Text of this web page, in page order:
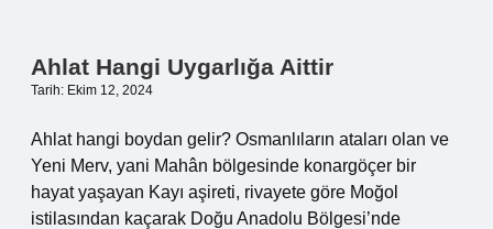
Ahlat Hangi Uygarlığa Aittir
Tarih: Ekim 12, 2024
Ahlat hangi boydan gelir? Osmanlıların ataları olan ve
Yeni Merv, yani Mahân bölgesinde konargöçer bir
hayat yaşayan Kayı aşireti, rivayete göre Moğol
istilasından kaçarak Doğu Anadolu Bölgesi’nde